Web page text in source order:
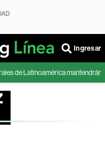
Ingresar
Latinoamérica mantendrán